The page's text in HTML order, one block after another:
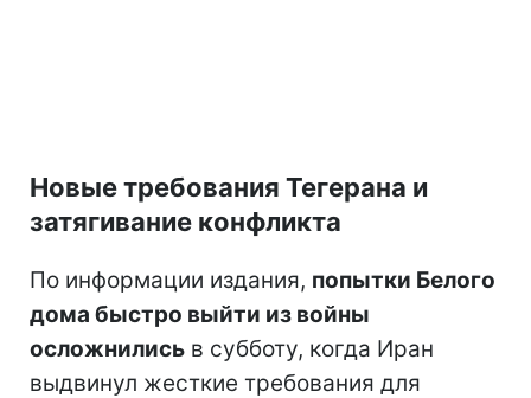
Новые требования Тегерана и
затягивание конфликта
По информации издания, попытки Белого
дома быстро выйти из войны
осложнились в субботу, когда Иран
выдвинул жесткие требования для